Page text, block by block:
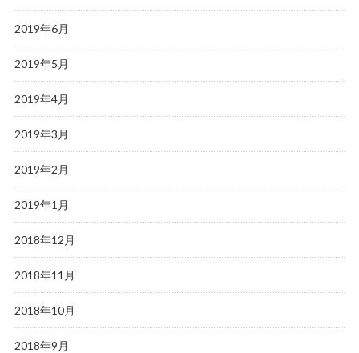
2019年6月
2019年5月
2019年4月
2019年3月
2019年2月
2019年1月
2018年12月
2018年11月
2018年10月
2018年9月